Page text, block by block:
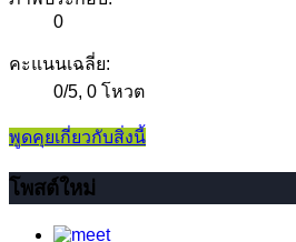
0
คะแนนเฉลี่ย:
0/5, 0 โหวต
พูดคุยเกี่ยวกับสิ่งนี้
โพสต์ใหม่